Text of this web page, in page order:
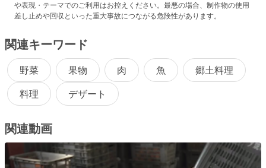
や表現・テーマでのご利用はお控えください。最悪の場合、制作物の使用
差し止めや回収といった重大事故につながる危険性があります。
関連キーワード
野菜 果物 肉 魚
郷土料理
料理
デザート
関連動画